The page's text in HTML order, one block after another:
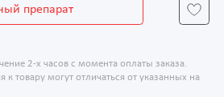
препарат
2-х часов с момента оплаты заказа.
товару могут отличаться от указанных на